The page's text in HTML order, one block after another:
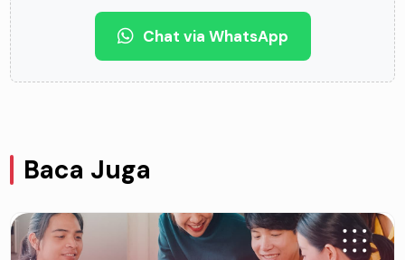
Chat via WhatsApp
Baca Juga